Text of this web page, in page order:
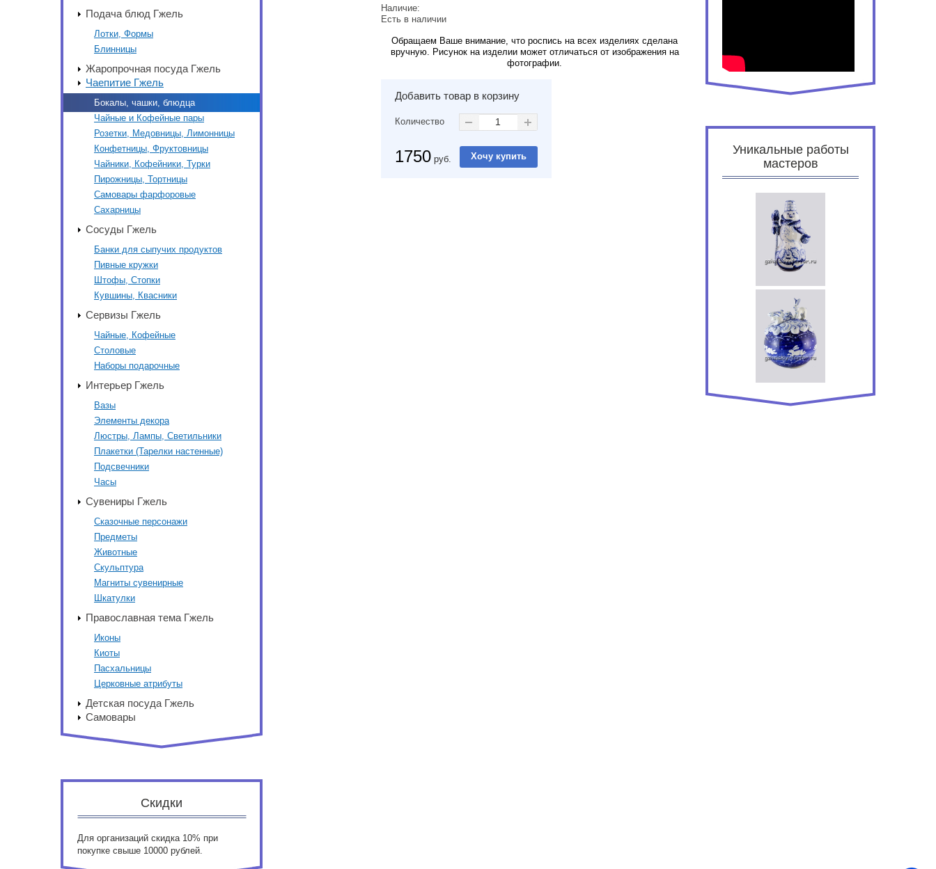
Подача блюд Гжель
Лотки, Формы
Блинницы
Жаропрочная посуда Гжель
Чаепитие Гжель
Бокалы, чашки, блюдца
Чайные и Кофейные пары
Розетки, Медовницы, Лимонницы
Конфетницы, Фруктовницы
Чайники, Кофейники, Турки
Пирожницы, Тортницы
Самовары фарфоровые
Сахарницы
Сосуды Гжель
Банки для сыпучих продуктов
Пивные кружки
Штофы, Стопки
Кувшины, Квасники
Сервизы Гжель
Чайные, Кофейные
Столовые
Наборы подарочные
Интерьер Гжель
Вазы
Элементы декора
Люстры, Лампы, Светильники
Плакетки (Тарелки настенные)
Подсвечники
Часы
Сувениры Гжель
Сказочные персонажи
Предметы
Животные
Скульптура
Магниты сувенирные
Шкатулки
Православная тема Гжель
Иконы
Киоты
Пасхальницы
Церковные атрибуты
Детская посуда Гжель
Самовары
Скидки
Для организаций скидка 10% при
покупке свыше 10000 рублей.
Наличие:
Есть в наличии
Обращаем Ваше внимание, что роспись на всех изделиях сделана
вручную. Рисунок на изделии может отличаться от изображения на
фотографии.
Добавить товар в корзину
1750 руб.
Количество
Уникальные работы
мастеров